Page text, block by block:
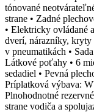
tónované
strane • Zadné
• Elektricky ovládané
dverí, nárazníky, kryty
v pneumatikách •
Látkové poťahy • 6
sedadiel • Pevná
Príplatková výbava:
Plnohodnotné
strane vodiča a